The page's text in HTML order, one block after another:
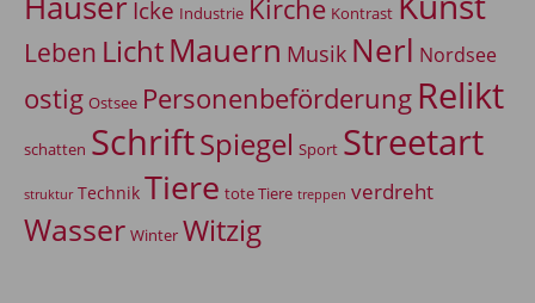
Icke Industrie Kirche Kontrast
Leben LichtMauern Musik Nerl Nordsee
ostig Ostsee Personenbeförderung Relikt
schatten SchriftSpiegel Sport Streetart
struktur Technik Tiere tote Tiere treppen verdreht
Wasser Winter Witzig